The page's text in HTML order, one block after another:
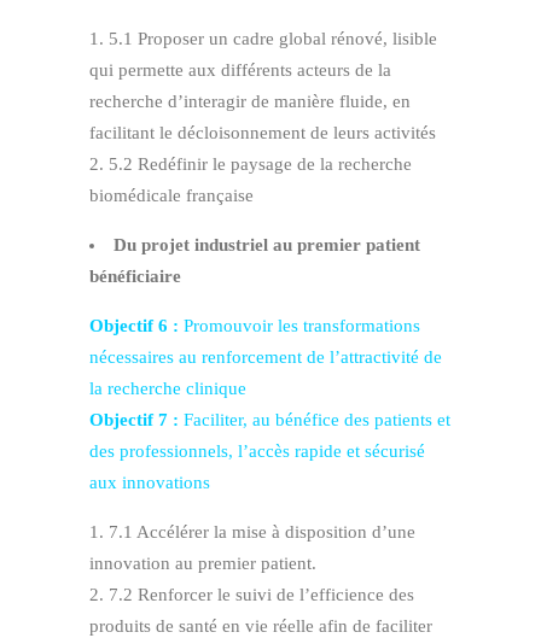
5.1 Proposer un cadre global rénové, lisible
qui permette aux différents acteurs de la
recherche d’interagir de manière fluide, en
facilitant le décloisonnement de leurs activités
5.2 Redéfinir le paysage de la recherche
biomédicale française
Du projet industriel au premier patient
bénéficiaire
Objectif 6 : Promouvoir les transformations
nécessaires au renforcement de l’attractivité de
la recherche clinique
Objectif 7 : Faciliter, au bénéfice des patients et
des professionnels, l’accès rapide et sécurisé
aux innovations
7.1 Accélérer la mise à disposition d’une
innovation au premier patient.
7.2 Renforcer le suivi de l’efficience des
produits de santé en vie réelle afin de faciliter